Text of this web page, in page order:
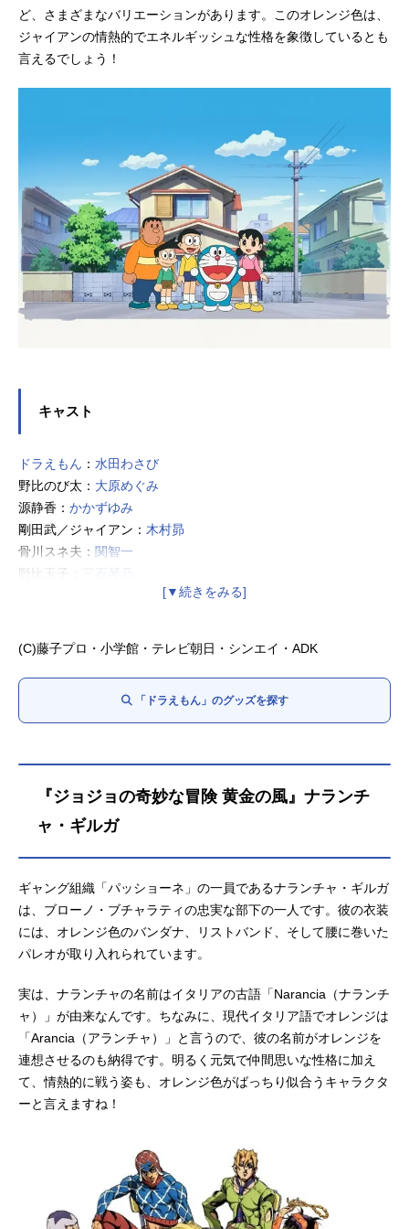
ど、さまざまなバリエーションがあります。このオレンジ色は、
ジャイアンの情熱的でエネルギッシュな性格を象徴しているとも
言えるでしょう！
キャスト
ドラえもん ： 水田わさび
野比のび太： 大原めぐみ
源静香： かかずゆみ
剛田武／ジャイアン： 木村昴
骨川スネ夫： 関智一
野比玉子：
ジャイ子：山崎バニラ
しずかのママ：折笠愛
田原アルノ
ジャイアンのママ：竹内都子
先生：高木渉
宝亀克寿
安雄：
慶長佑香
はる夫：矢口アサミ
セワシ：松本さち
(C)藤子プロ・小学館・テレビ朝日・シンエイ・ADK
「ドラえもん」のグッズを探す
『ジョジョの奇妙な冒険 黄金の風』ナランチ
ャ・ギルガ
ギャング組織「パッショーネ」の一員であるナランチャ・ギルガ
は、ブローノ・ブチャラティの忠実な部下の一人です。彼の衣装
には、オレンジ色のバンダナ、リストバンド、そして腰に巻いた
パレオが取り入れられています。
実は、ナランチャの名前はイタリアの古語「Narancia（ナランチ
ャ）」が由来なんです。ちなみに、現代イタリア語でオレンジは
「Arancia（アランチャ）」と言うので、彼の名前がオレンジを
連想させるのも納得です。明るく元気で仲間思いな性格に加え
て、情熱的に戦う姿も、オレンジ色がばっちり似合うキャラクタ
ーと言えますね！